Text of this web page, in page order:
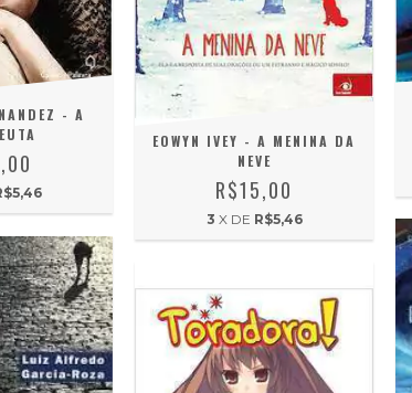
- A
EOWYN IVEY - A MENINA DA
NEVE
R$15,00
3 X DE R$5,46